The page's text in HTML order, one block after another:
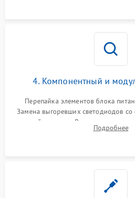
4. Компонентный и
Перепайка элементов блока
Замена выгоревших светодиодов
хрупкой матрицы. Восстановление
прошивка микросхем
Подробнее